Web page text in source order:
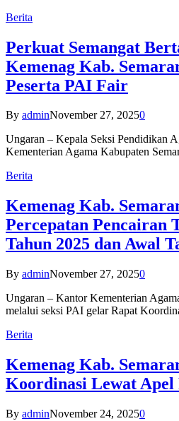
Berita
Perkuat Semangat
Kemenag Kab.
Peserta PAI Fair
By adminNovember 27, 20250
Ungaran – Kepala Seksi Pendidikan
Kementerian Agama Kabupaten
Berita
Kemenag Kab.
Percepatan Pencairan
Tahun 2025 dan Awal
By adminNovember 27, 20250
Ungaran – Kantor Kementerian
melalui seksi PAI gelar Rapat
Berita
Kemenag Kab.
Koordinasi Lewat Apel
By adminNovember 24, 20250